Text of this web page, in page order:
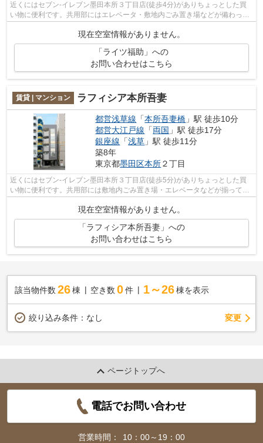
近くにはセブン-イレブン墨田本所３丁目店(徒歩4分)がありちょっとした買
い物に便利です。共用部にはエレベータ・敷地内ごみ置き場などが備わって
現在空室情報がありません。
「ライツ福助」への
お問い合わせはこちら
賃貸 | マンション ラフィシア本所吾妻
都営浅草線 「本所吾妻橋 」駅 徒歩10分
都営大江戸線 「両国 」駅 徒歩17分
銀座線 「浅草 」駅 徒歩11分
築8年
東京都墨田区本所２丁目
近くにはセブン-イレブン墨田本所３丁目店(徒歩5分)がありちょっとした買
い物に便利です。共用部には敷地内ごみ置き場・エレベータなどが揃ってお
現在空室情報がありません。
「ラフィシア本所吾妻」への
お問い合わせはこちら
該当物件数 26棟 空き数 0 件 1～26 棟を表示
絞り込み条件： なし 変更
ページトップへ
電話でお問い合わせ
営業時間：
10：00～19：00